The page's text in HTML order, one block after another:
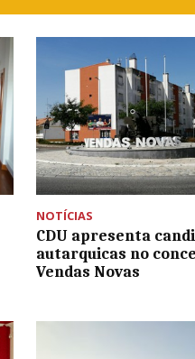
NOTÍCIAS
CDU apresenta
autarquicas no
Vendas Novas